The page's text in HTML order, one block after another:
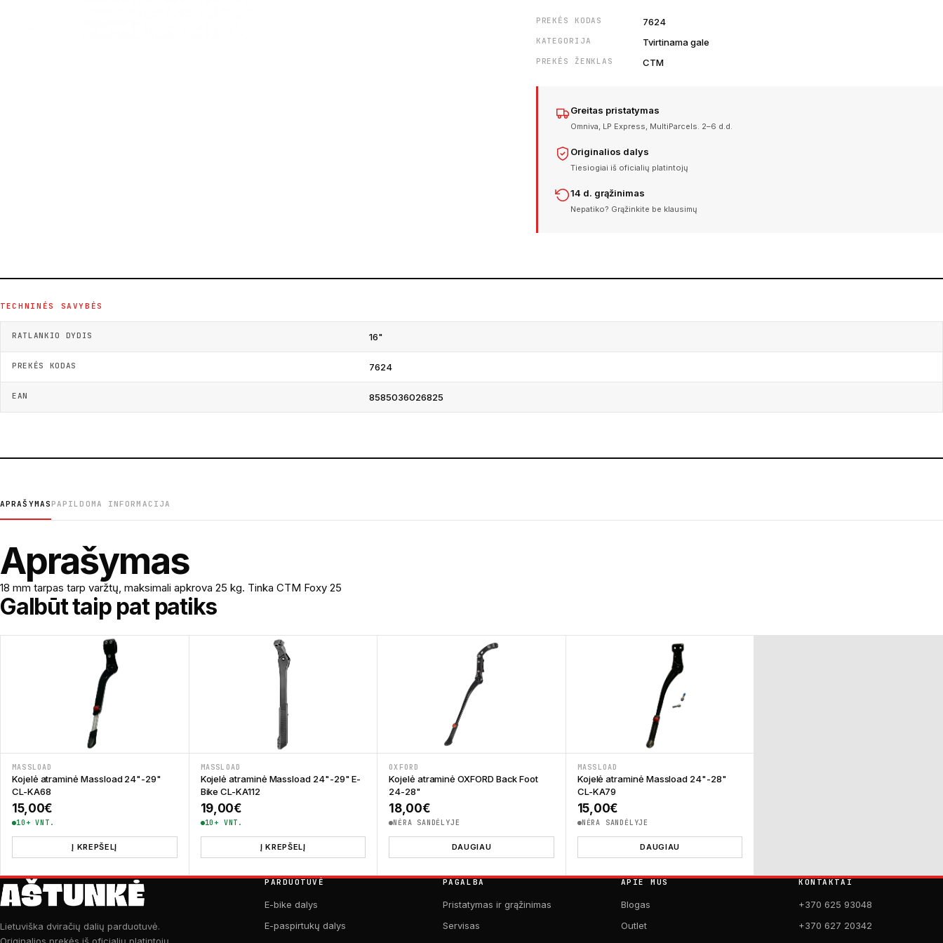
PREKĖS KODAS 7624
KATEGORIJA Tvirtinama gale
PREKĖS ŽENKLAS CTM
Greitas pristatymas
Omniva, LP Express, MultiParcels. 2–6 d.d.
Originalios dalys
Tiesiogiai iš oficialių platintojų
14 d. grąžinimas
Nepatiko? Grąžinkite be klausimų
TECHNINĖS SAVYBĖS
RATLANKIO DYDIS 16"
PREKĖS KODAS 7624
EAN 8585036026825
APRAŠYMAS PAPILDOMA INFORMACIJA
Aprašymas
18 mm tarpas tarp varžtų, maksimali apkrova 25 kg. Tinka CTM Foxy 25
Galbūt taip pat patiks
MASSLOAD
Kojelė atraminė Massload 24"-29"
CL-KA68
15,00€
10+ VNT.
Į KREPŠELĮ
MASSLOAD
Kojelė atraminė Massload 24"-29" E-
Bike CL-KA112
19,00€
10+ VNT.
Į KREPŠELĮ
OXFORD
Kojelė atraminė OXFORD Back Foot
24-28"
18,00€
NĖRA SANDĖLYJE
DAUGIAU
MASSLOAD
Kojelė atraminė Massload 24"-28"
CL-KA79
15,00€
NĖRA SANDĖLYJE
DAUGIAU
Lietuviška dviračių dalių parduotuvė.
PARDUOTUVĖ
E-bike dalys
E-paspirtukų dalys
PAGALBA
Pristatymas ir grąžinimas
Servisas
APIE MUS
Blogas
Outlet
KONTAKTAI
+370 625 93048
+370 627 20342